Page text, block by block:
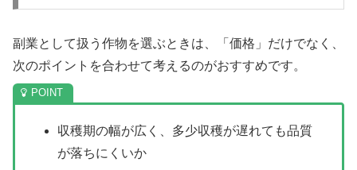
副業として扱う作物を選ぶときは、「価格」だけでなく、
次のポイントを合わせて考えるのがおすすめです。
収穫期の幅が広く、多少収穫が遅れても品質
が落ちにくいか